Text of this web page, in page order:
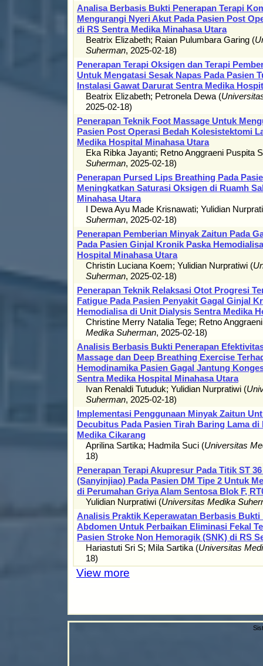
Analisa Berbasis Bukti Penerapan Terapi
Mengurangi Nyeri Akut Pada Pasien Post
di RS Sentra Medika Minahasa Utara
Beatrix Elizabeth; Raian Pulumbara Garing (
Suherman, 2025-02-18)
Penerapan Terapi Oksigen dan Terapi
Untuk Mengatasi Sesak Napas Pada Pasien
Instalasi Gawat Darurat Sentra Medika
Beatrix Elizabeth; Petronela Dewa (
2025-02-18)
Penerapan Teknik Foot Massage Untuk
Pasien Post Operasi Bedah Kolesistektomi
Medika Hospital Minahasa Utara
Eka Ribka Jayanti; Retno Anggraeni Puspita
Suherman, 2025-02-18)
Penerapan Pursed Lips Breathing Pada
Meningkatkan Saturasi Oksigen di Ruamh
Minahasa Utara
I Dewa Ayu Made Krisnawati; Yulidian
Suherman, 2025-02-18)
Penerapan Pemberian Minyak Zaitun Pada
Pada Pasien Ginjal Kronik Paska
Hospital Minahasa Utara
Christin Luciana Koem; Yulidian Nurpratiwi (
Suherman, 2025-02-18)
Penerapan Teknik Relaksasi Otot Progresi
Fatigue Pada Pasien Penyakit Gagal Ginjal
Hemodialisa di Unit Dialysis Sentra Medika
Christine Merry Natalia Tege; Retno
Medika Suherman, 2025-02-18)
Analisis Berbasis Bukti Penerapan
Massage dan Deep Breathing Exercise
Hemodinamika Pasien Gagal Jantung
Sentra Medika Hospital Minahasa Utara
Ivan Renaldi Tutuduk; Yulidian Nurpratiwi (
Suherman, 2025-02-18)
Implementasi Penggunaan Minyak Zaitun
Decubitus Pada Pasien Tirah Baring Lama di
Medika Cikarang
Aprilina Sartika; Hadmila Suci (Universitas
18)
Penerapan Terapi Akupresur Pada Titik ST
(Sanyinjiao) Pada Pasien DM Tipe 2 Untuk
di Perumahan Griya Alam Sentosa Blok F,
Yulidian Nurpratiwi (Universitas Medika
Analisis Praktik Keperawatan Berbasis Bukti
Abdomen Untuk Perbaikan Eliminasi Fekal
Pasien Stroke Non Hemoragik (SNK) di RS
Hariastuti Sri S; Mila Sartika (Universitas
18)
View more